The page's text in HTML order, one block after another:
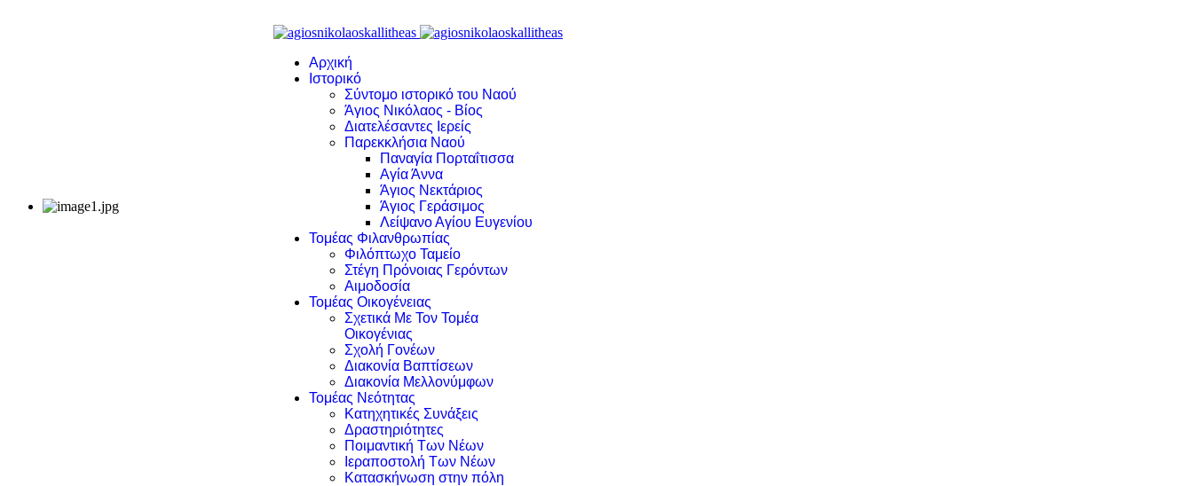
Αρχική
Ιστορικό
Σύντομο ιστορικό του Ναού
Άγιος Νικόλαος - Βίος
Διατελέσαντες Ιερείς
Παρεκκλήσια Ναού
Παναγία Πορταΐτισσα
Αγία Άννα
Άγιος Νεκτάριος
Άγιος Γεράσιμος
Λείψανο Αγίου Ευγενίου
Τομέας Φιλανθρωπίας
Φιλόπτωχο Ταμείο
Στέγη Πρόνοιας Γερόντων
Αιμοδοσία
Τομέας Οικογένειας
Σχετικά Με Τον Τομέα
Οικογένιας
Σχολή Γονέων
Διακονία Βαπτίσεων
Διακονία Μελλονύμφων
Τομέας Νεότητας
Κατηχητικές Συνάξεις
Δραστηριότητες
Ποιμαντική Των Νέων
Ιεραποστολή Των Νέων
Κατασκήνωση στην πόλη